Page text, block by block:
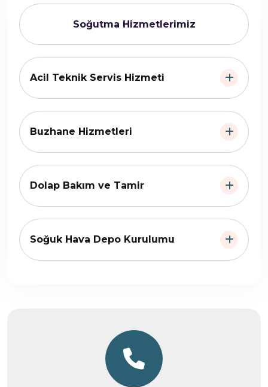
Soğutma Hizmetlerimiz
Acil Teknik Servis Hizmeti
Buzhane Hizmetleri
Dolap Bakım ve Tamir
Soğuk Hava Depo Kurulumu